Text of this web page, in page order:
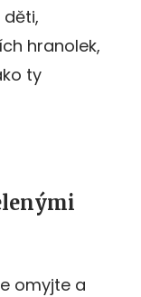
hranolek,
ty
omyjte a